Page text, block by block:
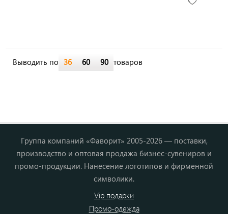
Выводить по 36 60 90 товаров
Группа компаний «Фаворит» 2005-2026 — поставки,
производство и оптовая продажа бизнес-сувениров и
промо-продукции. Нанесение логотипов и фирменной
символики.
Vip подарки
Промо-одежда